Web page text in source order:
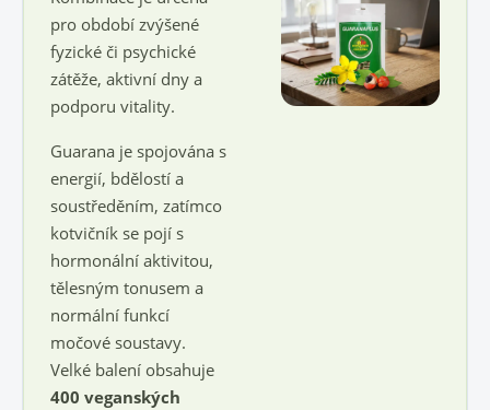
pro období zvýšené
fyzické či psychické
zátěže, aktivní dny a
podporu vitality.
Guarana je spojována s
energií, bdělostí a
soustředěním, zatímco
kotvičník se pojí s
hormonální aktivitou,
tělesným tonusem a
normální funkcí
močové soustavy.
Velké balení obsahuje
400 veganských